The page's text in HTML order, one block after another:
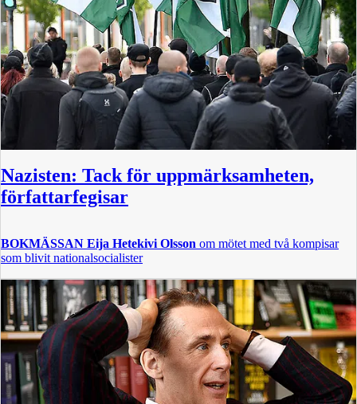
Nazisten: Tack för uppmärksamheten,
författarfegisar
BOKMÄSSAN Eija Hetekivi Olsson om mötet med två kompisar
som blivit nationalsocialister